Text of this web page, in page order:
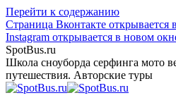
Перейти к содержанию
Страница Вконтакте открывается
Instagram открывается в новом
SpotBus.ru
Школа сноуборда серфинга мото
путешествия. Авторские туры